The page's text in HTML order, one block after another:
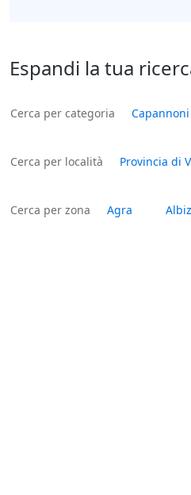
Espandi la tua
Cerca per categoria
Cerca per località Provincia di
Cerca per zona Agra